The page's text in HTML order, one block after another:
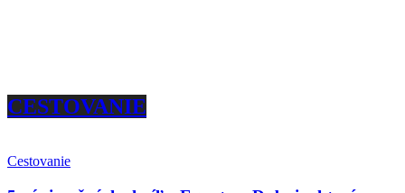
CESTOVANIE
Cestovanie